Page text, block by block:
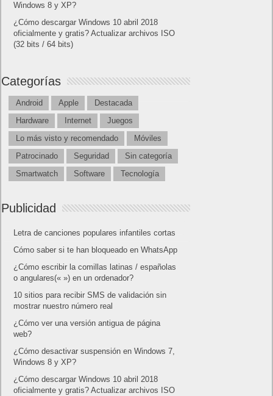
Windows 8 y XP?
¿Cómo descargar Windows 10 abril 2018
oficialmente y gratis? Actualizar archivos ISO
(32 bits / 64 bits)
Categorías
Android Apple
Destacada
Hardware
Internet
Juegos
Lo más visto y recomendado
Móviles
Patrocinado
Seguridad
Sin categoría
Smartwatch
Software Tecnología
Publicidad
Letra de canciones populares infantiles cortas
Cómo saber si te han bloqueado en WhatsApp
¿Cómo escribir la comillas latinas / españolas
o angulares(« ») en un ordenador?
10 sitios para recibir SMS de validación sin
mostrar nuestro número real
¿Cómo ver una versión antigua de página
web?
¿Cómo desactivar suspensión en Windows 7,
Windows 8 y XP?
¿Cómo descargar Windows 10 abril 2018
oficialmente y gratis? Actualizar archivos ISO